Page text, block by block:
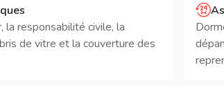
la responsabilité civile, la
de vitre et la couverture des